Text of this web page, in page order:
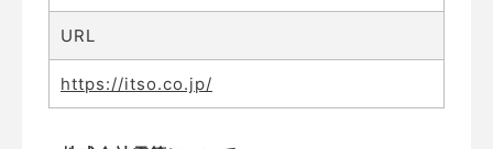
URL
https://itso.co.jp/